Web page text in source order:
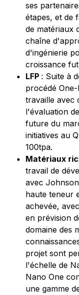
ses
étapes, et de
de matériaux
chaîne
d'ingénierie
croissance
LFP : Suite à
procédé
travaille avec
l'évaluation
future du
initiatives au
100tpa.
Matériaux
travail de
avec
haute teneur
achevée,
en prévision
domaine des
projet sont
l'échelle de
Nano One
une gamme